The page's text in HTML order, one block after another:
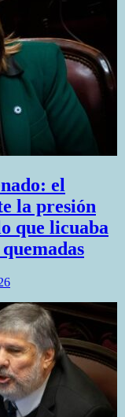
el
la presión
que licuaba